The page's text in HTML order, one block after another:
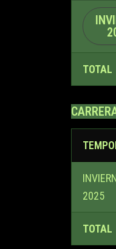
TOTAL
2025
TOTAL